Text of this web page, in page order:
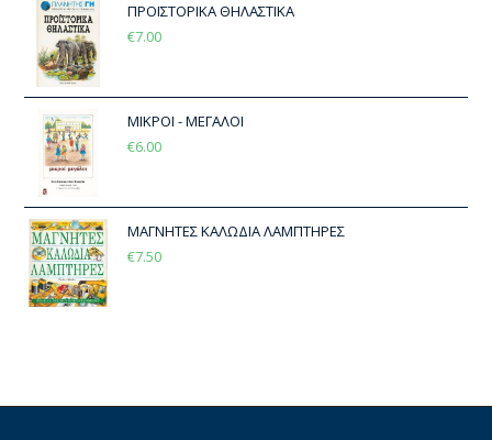
ΠΡΟΪΣΤΟΡΙΚΑ ΘΗΛΑΣΤΙΚΑ
€7.00
ΜΙΚΡΟΙ - ΜΕΓΑΛΟΙ
€6.00
ΜΑΓΝΗΤΕΣ ΚΑΛΩΔΙΑ ΛΑΜΠΤΗΡΕΣ
€7.50